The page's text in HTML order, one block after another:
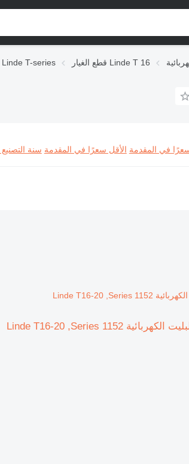
قطع الغيار Linde T-series قطع الغيار Linde T 16
في المقدمة الأقل سعرًا في المقدمة سنة